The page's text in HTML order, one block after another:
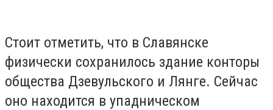
Стоит отметить, что в Славянске
физически сохранилось здание конторы
общества Дзевульского и Лянге. Сейчас
оно находится в упадническом